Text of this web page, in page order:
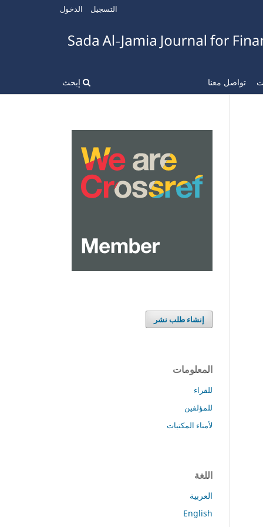
تواصل معنا إبحث
التسجيل الدخول
إنشاء طلب نشر
المعلومات
للقراء
للمؤلفين
لأمناء المكتبات
اللغة
العربية
English